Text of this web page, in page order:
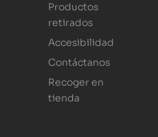
Productos
retirados
Accesibilidad
Contáctanos
Recoger en
tienda